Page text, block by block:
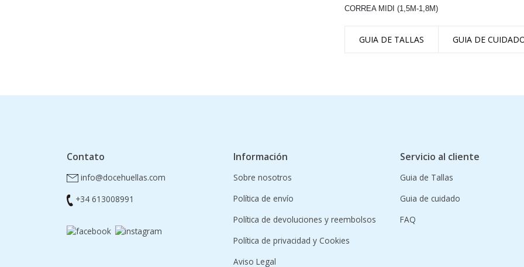
CORREA MIDI (1,5M-1,8M)
GUIA DE TALLAS GUIA DE
Contato
info@docehuellas.com
+34 613008991
Información
Sobre nosotros
Política de envío
Política de devoluciones y reembolsos
Política de privacidad y Cookies
Aviso Legal
Servicio al cliente
Guia de Tallas
Guia de cuidado
FAQ